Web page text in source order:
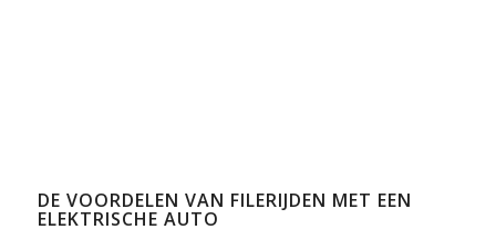
DE VOORDELEN VAN FILERIJDEN MET EEN
ELEKTRISCHE AUTO